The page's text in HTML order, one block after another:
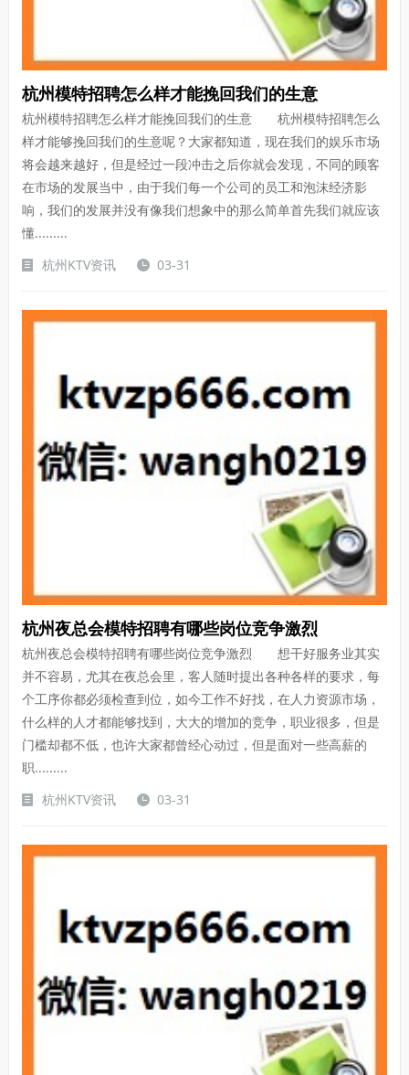
杭州模特招聘怎么样才能挽回我们的生意
杭州模特招聘怎么样才能挽回我们的生意 杭州模特招聘怎么
样才能够挽回我们的生意呢？大家都知道，现在我们的娱乐市场
将会越来越好，但是经过一段冲击之后你就会发现，不同的顾客
在市场的发展当中，由于我们每一个公司的员工和泡沫经济影
响，我们的发展并没有像我们想象中的那么简单首先我们就应该
懂.........
杭州KTV资讯
03-31
杭州夜总会模特招聘有哪些岗位竞争激烈
杭州夜总会模特招聘有哪些岗位竞争激烈 想干好服务业其实
并不容易，尤其在夜总会里，客人随时提出各种各样的要求，每
个工序你都必须检查到位，如今工作不好找，在人力资源市场，
什么样的人才都能够找到，大大的增加的竞争，职业很多，但是
门槛却都不低，也许大家都曾经心动过，但是面对一些高薪的
职.........
杭州KTV资讯
03-31